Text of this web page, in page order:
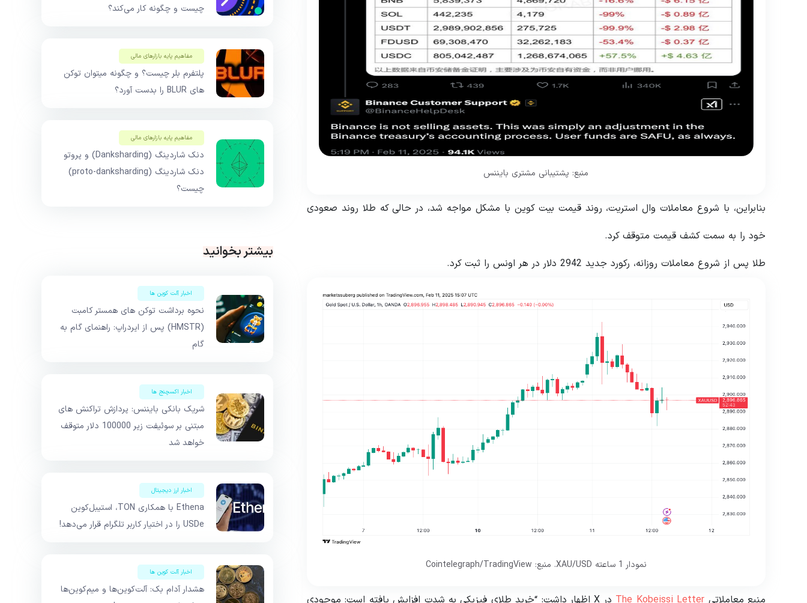
منبع: پشتیبانی مشتری بایننس
بنابراین، با شروع معاملات وال استریت، روند قیمت بیت کوین با مشکل مواجه شد، در حالی که طلا روند صعودی
خود را به سمت کشف قیمت متوقف کرد.
طلا پس از شروع معاملات روزانه، رکورد جدید 2942 دلار در هر اونس را ثبت کرد.
نمودار 1 ساعته XAU/USD. منبع: Cointelegraph/TradingView
منبع معاملاتی The Kobeissi Letter در X اظهار داشت: “خرید طلای فیزیکی به شدت افزایش یافته است: موجودی
چیست و چگونه کار می‌کند؟
مفاهیم پایه بازار‌های مالی
پلتفرم بلر چیست؟ و چگونه میتوان توکن
های BLUR را بدست آورد؟
مفاهیم پایه بازار‌های مالی
دنک شاردینگ (Danksharding) و پروتو
دنک شاردینگ (proto-danksharding)
چیست؟
بیشتر بخوانید
اخبار آلت کوین ها
نحوه برداشت توکن های همستر کامبت
(HMSTR) پس از ایردراپ: راهنمای گام به
گام
اخبار اکسچنج ها
شریک بانکی بایننس: پردازش تراکنش های
مبتنی بر سوئیفت زیر 100000 دلار متوقف
خواهد شد
اخبار ارز دیجیتال
Ethena با همکاری TON، استیبل‌کوین
USDe را در اختیار کاربر تلگرام قرار می‌دهد!
اخبار آلت کوین ها
هشدار آدام بک: آلت‌کوین‌ها و میم‌کوین‌ها